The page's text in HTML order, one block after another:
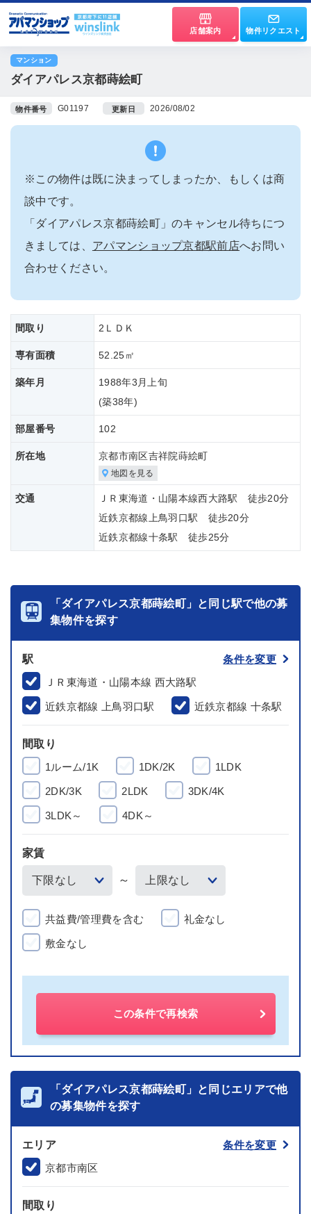
店舗案内 物件リクエスト
マンション
ダイアパレス京都蒔絵町
物件番号 G01197 更新日 2026/08/02
※この物件は既に決まってしまったか、もしくは商
談中です。
「ダイアパレス京都蒔絵町」のキャンセル待ちにつ
きましては、 アパマンショップ京都駅前店へお問い
合わせください。
間取り 2ＬＤＫ
専有面積 52.25㎡
築年月
1988年3月上旬
(築38年)
部屋番号 102
所在地 京都市南区吉祥院蒔絵町
地図を見る
交通
ＪＲ東海道・山陽本線西大路駅 徒歩20分
近鉄京都線上鳥羽口駅 徒歩20分
近鉄京都線十条駅 徒歩25分
「ダイアパレス京都蒔絵町」と同じ駅で他の募
集物件を探す
駅
条件を変更
ＪＲ東海道・山陽本線 西大路駅
近鉄京都線 上鳥羽口駅 近鉄京都線 十条駅
間取り
1ルーム/1K
1DK/2K 1LDK
2DK/3K 2LDK 3DK/4K
3LDK～ 4DK～
家賃
～
共益費/管理費を含む 礼金なし
敷金なし
この条件で再検索
「ダイアパレス京都蒔絵町」と同じエリアで他
の募集物件を探す
エリア
条件を変更
京都市南区
間取り